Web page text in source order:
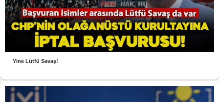
Yine Lütfü Savaş!